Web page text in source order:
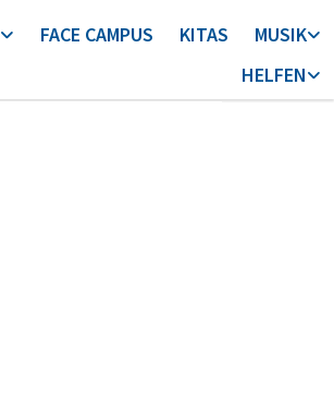
FACE CAMPUS KITAS
MUSIK
HELFEN